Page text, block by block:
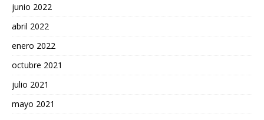
junio 2022
abril 2022
enero 2022
octubre 2021
julio 2021
mayo 2021